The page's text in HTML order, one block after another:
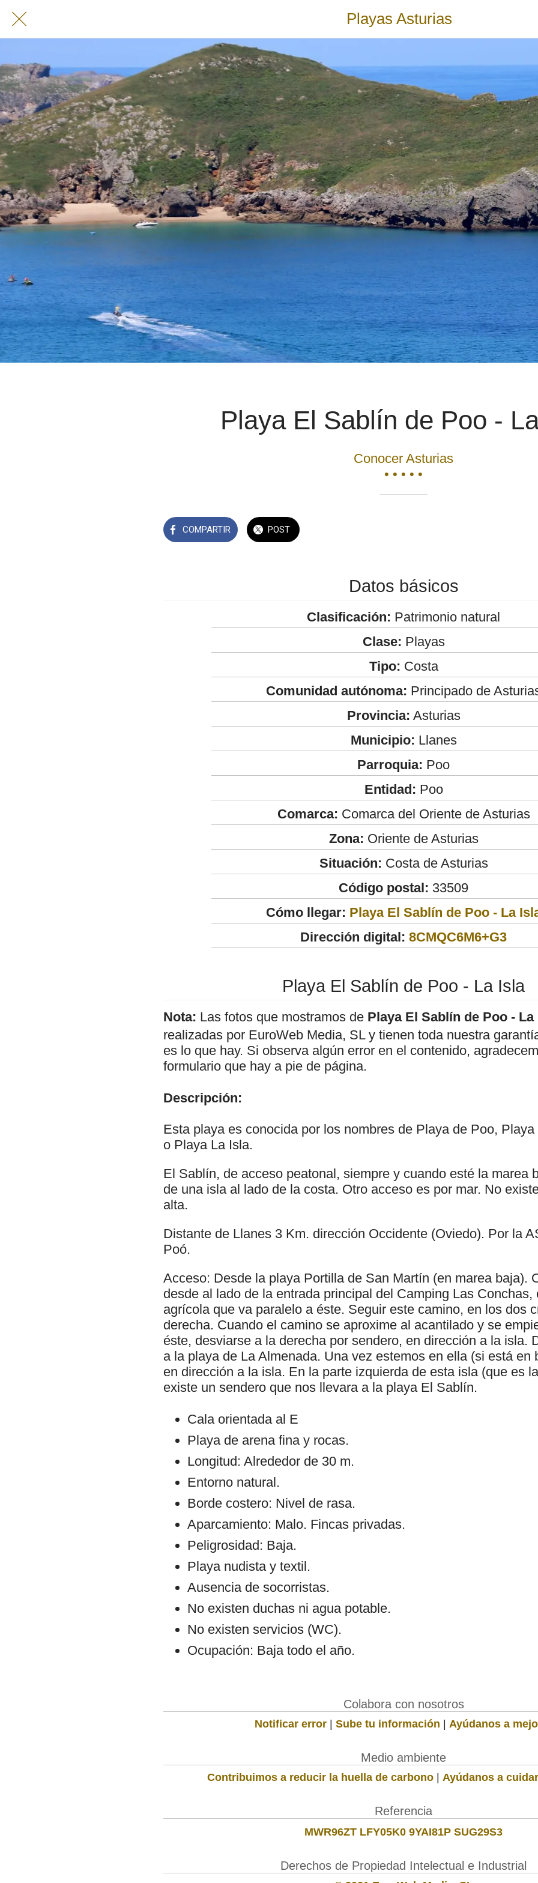
Playas Asturias
Playa El Sablín de Poo -
Conocer Asturias
• • • • •
COMPARTIR POST
Datos básicos
Clasificación: Patrimonio natural
Clase: Playas
Tipo: Costa
Comunidad autónoma: Principado de
Provincia: Asturias
Municipio: Llanes
Parroquia: Poo
Entidad: Poo
Comarca: Comarca del Oriente de Asturias
Zona: Oriente de Asturias
Situación: Costa de Asturias
Código postal: 33509
Cómo llegar: Playa El Sablín de Poo - La
Dirección digital: 8CMQC6M6+G3
Playa El Sablín de Poo - La Isla
Nota: Las fotos que mostramos de Playa El Sablín de Poo - La
realizadas por EuroWeb Media, SL y tienen toda nuestra
es lo que hay. Si observa algún error en el contenido,
formulario que hay a pie de página.
Descripción:
Esta playa es conocida por los nombres de Playa de Poo,
o Playa La Isla.
El Sablín, de acceso peatonal, siempre y cuando esté la marea
de una isla al lado de la costa. Otro acceso es por mar. No
alta.
Distante de Llanes 3 Km. dirección Occidente (Oviedo). Por la
Poó.
Acceso: Desde la playa Portilla de San Martín (en marea baja).
desde al lado de la entrada principal del Camping Las Conchas,
agrícola que va paralelo a éste. Seguir este camino, en los dos
derecha. Cuando el camino se aproxime al acantilado y se
éste, desviarse a la derecha por sendero, en dirección a la isla.
a la playa de La Almenada. Una vez estemos en ella (si está en
en dirección a la isla. En la parte izquierda de esta isla (que es
existe un sendero que nos llevara a la playa El Sablín.
Cala orientada al E
Playa de arena fina y rocas.
Longitud: Alrededor de 30 m.
Entorno natural.
Borde costero: Nivel de rasa.
Aparcamiento: Malo. Fincas privadas.
Peligrosidad: Baja.
Playa nudista y textil.
Ausencia de socorristas.
No existen duchas ni agua potable.
No existen servicios (WC).
Ocupación: Baja todo el año.
Colabora con nosotros
Notificar error | Sube tu información | Ayúdanos a
Medio ambiente
Contribuimos a reducir la huella de carbono | Ayúdanos a
Referencia
MWR96ZT LFY05K0 9YAI81P SUG29S3
Derechos de Propiedad Intelectual e Industrial